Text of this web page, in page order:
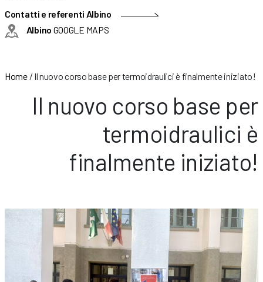
Contatti e referenti Albino
Albino GOOGLE MAPS
Home/ Il nuovo corso base per termoidraulici è finalmente iniziato!
Il nuovo corso base per
termoidraulici è
finalmente iniziato!